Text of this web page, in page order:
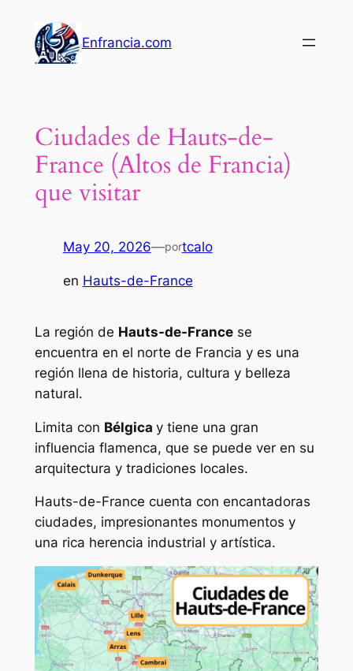
contenido
Enfrancia.com
Ciudades de Hauts-de-
France (Altos de Francia)
que visitar
May 20, 2026—portcalo
en Hauts-de-France
La región de Hauts-de-Francese
encuentra en el norte de Francia y es una
región llena de historia, cultura y belleza
natural.
Limita con Bélgica y tiene una gran
influencia flamenca, que se puede ver en su
arquitectura y tradiciones locales.
Hauts-de-France cuenta con encantadoras
ciudades, impresionantes monumentos y
una rica herencia industrial y artística.